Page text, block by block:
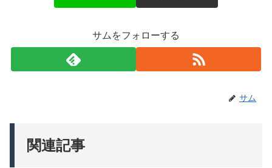
サムをフォローする
サム
関連記事